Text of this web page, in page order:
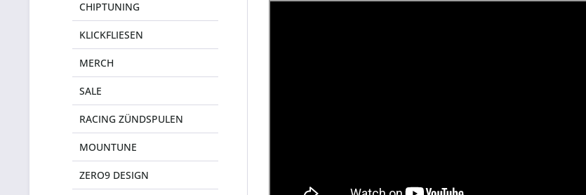
CHIPTUNING
KLICKFLIESEN
MERCH
SALE
RACING ZÜNDSPULEN
MOUNTUNE
ZERO9 DESIGN